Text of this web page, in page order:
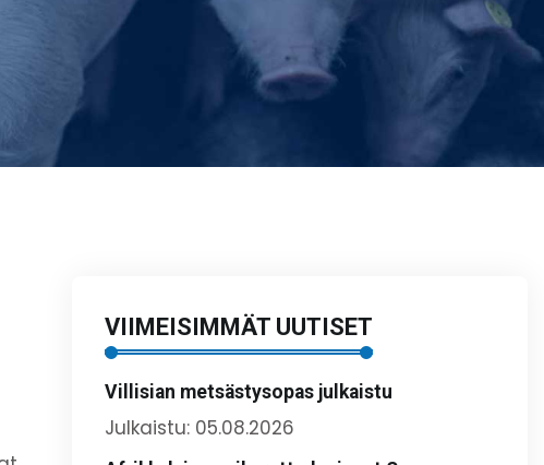
VIIMEISIMMÄT UUTISET
Villisian metsästysopas julkaistu
Julkaistu: 05.08.2026